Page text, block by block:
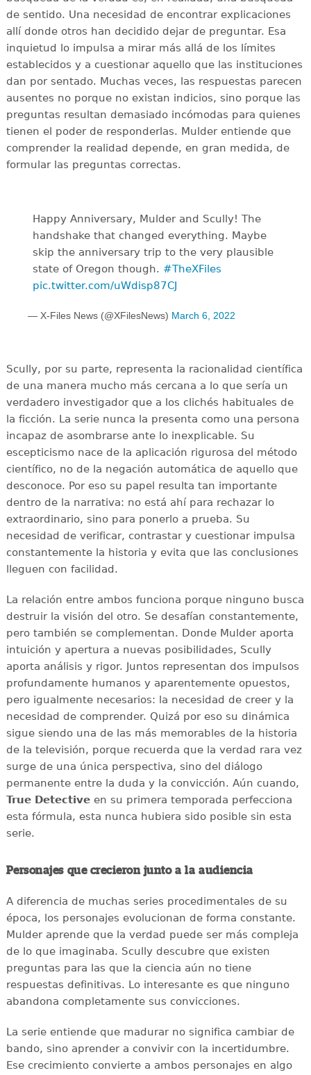
de sentido. Una necesidad de encontrar explicaciones
allí donde otros han decidido dejar de preguntar. Esa
inquietud lo impulsa a mirar más allá de los límites
establecidos y a cuestionar aquello que las instituciones
dan por sentado. Muchas veces, las respuestas parecen
ausentes no porque no existan indicios, sino porque las
preguntas resultan demasiado incómodas para quienes
tienen el poder de responderlas. Mulder entiende que
comprender la realidad depende, en gran medida, de
formular las preguntas correctas.
Happy Anniversary, Mulder and Scully! The
handshake that changed everything. Maybe
skip the anniversary trip to the very plausible
state of Oregon though. #TheXFiles
pic.twitter.com/uWdisp87CJ
— X-Files News (@XFilesNews) March 6, 2022
Scully, por su parte, representa la racionalidad científica
de una manera mucho más cercana a lo que sería un
verdadero investigador que a los clichés habituales de
la ficción. La serie nunca la presenta como una persona
incapaz de asombrarse ante lo inexplicable. Su
escepticismo nace de la aplicación rigurosa del método
científico, no de la negación automática de aquello que
desconoce. Por eso su papel resulta tan importante
dentro de la narrativa: no está ahí para rechazar lo
extraordinario, sino para ponerlo a prueba. Su
necesidad de verificar, contrastar y cuestionar impulsa
constantemente la historia y evita que las conclusiones
lleguen con facilidad.
La relación entre ambos funciona porque ninguno busca
destruir la visión del otro. Se desafían constantemente,
pero también se complementan. Donde Mulder aporta
intuición y apertura a nuevas posibilidades, Scully
aporta análisis y rigor. Juntos representan dos impulsos
profundamente humanos y aparentemente opuestos,
pero igualmente necesarios: la necesidad de creer y la
necesidad de comprender. Quizá por eso su dinámica
sigue siendo una de las más memorables de la historia
de la televisión, porque recuerda que la verdad rara vez
surge de una única perspectiva, sino del diálogo
permanente entre la duda y la convicción. Aún cuando,
True Detectiveen su primera temporada perfecciona
esta fórmula, esta nunca hubiera sido posible sin esta
serie.
Personajes que crecieron junto a la audiencia
A diferencia de muchas series procedimentales de su
época, los personajes evolucionan de forma constante.
Mulder aprende que la verdad puede ser más compleja
de lo que imaginaba. Scully descubre que existen
preguntas para las que la ciencia aún no tiene
respuestas definitivas. Lo interesante es que ninguno
abandona completamente sus convicciones.
La serie entiende que madurar no significa cambiar de
bando, sino aprender a convivir con la incertidumbre.
Ese crecimiento convierte a ambos personajes en algo